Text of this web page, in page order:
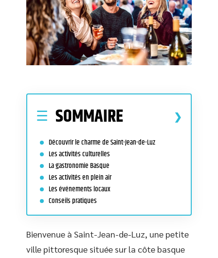
SOMMAIRE
Découvrir le charme de Saint-Jean-de-Luz
Les activités culturelles
La gastronomie Basque
Les activités en plein air
Les événements locaux
Conseils pratiques
Bienvenue à Saint-Jean-de-Luz, une petite
ville pittoresque située sur la côte basque